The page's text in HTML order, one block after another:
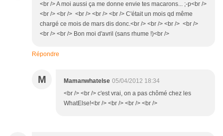
<br /> A moi aussi ça me donne envie tes macarons... ;-p<br />
<br /> <br /> <br /> <br /> <br /> C'était un mois qd même
chargé ce mois de mars dis donc.<br /> <br /> <br /> <br />
<br /> <br /> Bon moi d'avril (sans rhume !)<br />
Répondre
M Mamanwhatelse 05/04/2012 18:34
<br /> <br /> c'est vrai, on a pas chômé chez les
WhatElse!<br /> <br /> <br /> <br />